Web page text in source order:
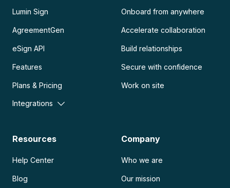
Lumin Sign
AgreementGen
eSign API
Features
Plans & Pricing
Integrations
Onboard from anywhere
Accelerate collaboration
Build relationships
Secure with confidence
Work on site
Resources
Help Center
Blog
Company
Who we are
Our mission